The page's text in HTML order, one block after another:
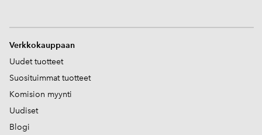
Verkkokauppaan
Uudet tuotteet
Suosituimmat tuotteet
Komision myynti
Uudiset
Blogi